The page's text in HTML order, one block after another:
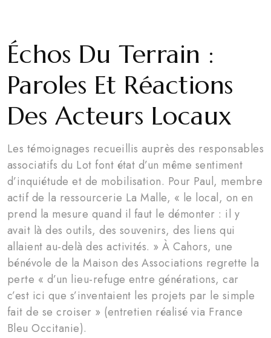
Échos Du Terrain :
Paroles Et Réactions
Des Acteurs Locaux
Les témoignages recueillis auprès des responsables
associatifs du Lot font état d’un même sentiment
d’inquiétude et de mobilisation. Pour Paul, membre
actif de la ressourcerie La Malle, « le local, on en
prend la mesure quand il faut le démonter : il y
avait là des outils, des souvenirs, des liens qui
allaient au-delà des activités. » À Cahors, une
bénévole de la Maison des Associations regrette la
perte « d’un lieu-refuge entre générations, car
c’est ici que s’inventaient les projets par le simple
fait de se croiser » (entretien réalisé via France
Bleu Occitanie).